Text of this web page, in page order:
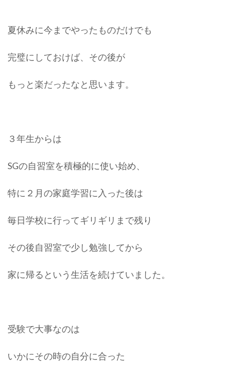
夏休みに今までやったものだけでも
完璧にしておけば、その後が
もっと楽だったなと思います。
３年生からは
SGの自習室を積極的に使い始め、
特に２月の家庭学習に入った後は
毎日学校に行ってギリギリまで残り
その後自習室で少し勉強してから
家に帰るという生活を続けていました。
受験で大事なのは
いかにその時の自分に合った